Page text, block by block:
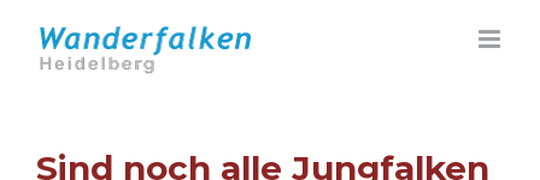
Inhalt
springen
Sind noch alle Jungfalken